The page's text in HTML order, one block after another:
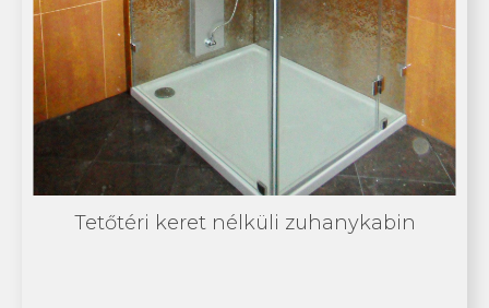
Tetőtéri keret nélküli zuhanykabin